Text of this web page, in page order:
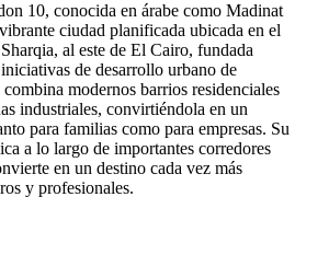
10, conocida en árabe como Madinat
ciudad planificada ubicada en el
al este de El Cairo, fundada
de desarrollo urbano de
modernos barrios residenciales
industriales, convirtiéndola en un
para familias como para empresas. Su
a lo largo de importantes corredores
en un destino cada vez más
y profesionales.